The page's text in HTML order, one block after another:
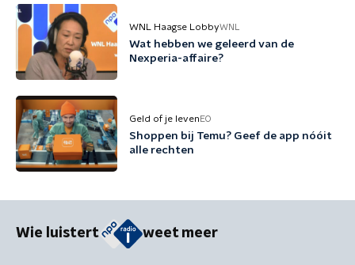
WNL Haagse LobbyWNL
Wat hebben we geleerd van de
Nexperia-affaire?
Geld of je leven EO
Shoppen bij Temu? Geef de app nóóit
alle rechten
Wie luistert weet meer